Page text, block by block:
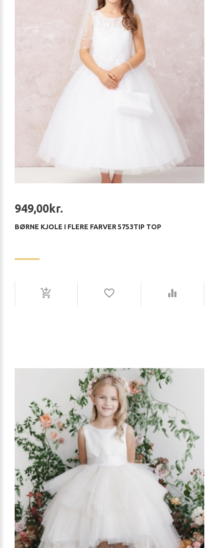
949,00kr.
BØRNE KJOLE I FLERE FARVER 5753TIP TOP